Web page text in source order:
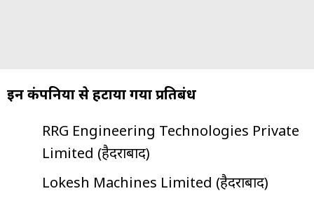
इन कंपनियों से हटाया गया प्रतिबंध
RRG Engineering Technologies Private
Limited (हैदराबाद)
Lokesh Machines Limited (हैदराबाद)